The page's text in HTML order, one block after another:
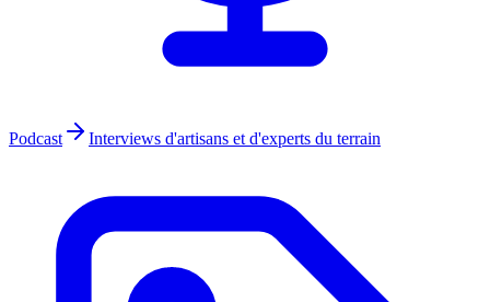
Podcast Interviews d'artisans et d'experts du terrain